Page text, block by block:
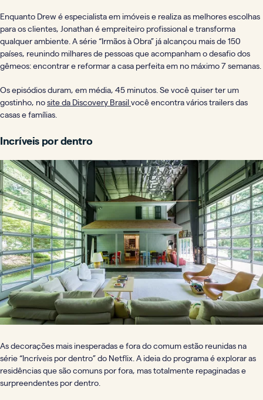
Enquanto Drew é especialista em imóveis e realiza as melhores escolhas
para os clientes, Jonathan é empreiteiro profissional e transforma
qualquer ambiente. A série “Irmãos à Obra” já alcançou mais de 150
países, reunindo milhares de pessoas que acompanham o desafio dos
gêmeos: encontrar e reformar a casa perfeita em no máximo 7 semanas.
Os episódios duram, em média, 45 minutos. Se você quiser ter um
gostinho, nosite da Discovery Brasilvocê encontra vários trailers das
casas e famílias.
Incríveis por dentro
As decorações mais inesperadas e fora do comum estão reunidas na
série “Incríveis por dentro” do Netflix. A ideia do programa é explorar as
residências que são comuns por fora, mas totalmente repaginadas e
surpreendentes por dentro.